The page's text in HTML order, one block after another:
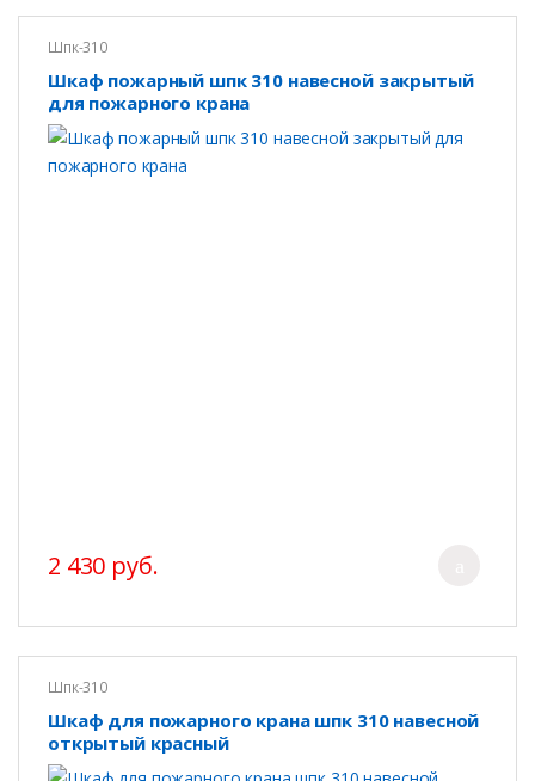
Шпк-310
Шкаф пожарный шпк 310 навесной закрытый
для пожарного крана
2 430 руб.
Шпк-310
Шкаф для пожарного крана шпк 310 навесной
открытый красный